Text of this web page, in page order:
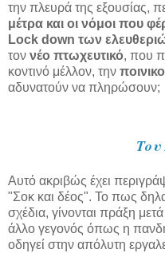
την πλευρά της εξουσίας,
μέτρα και οι νόμοι που
Lock down των
τον νέο πτωχευτικό, που
κοντινό μέλλον, την
αδυνατούν να πληρώσουν;
Αυτό ακριβώς έχει
"Σοκ και δέος". Το πως
σχέδια, γίνονται πράξη
άλλο γεγονός όπως η
οδηγεί στην απόλυτη